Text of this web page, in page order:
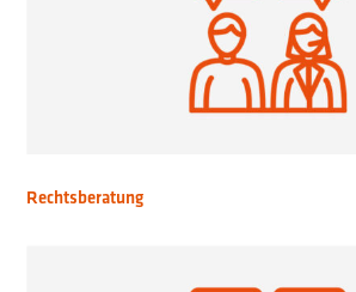
Rechtsberatung